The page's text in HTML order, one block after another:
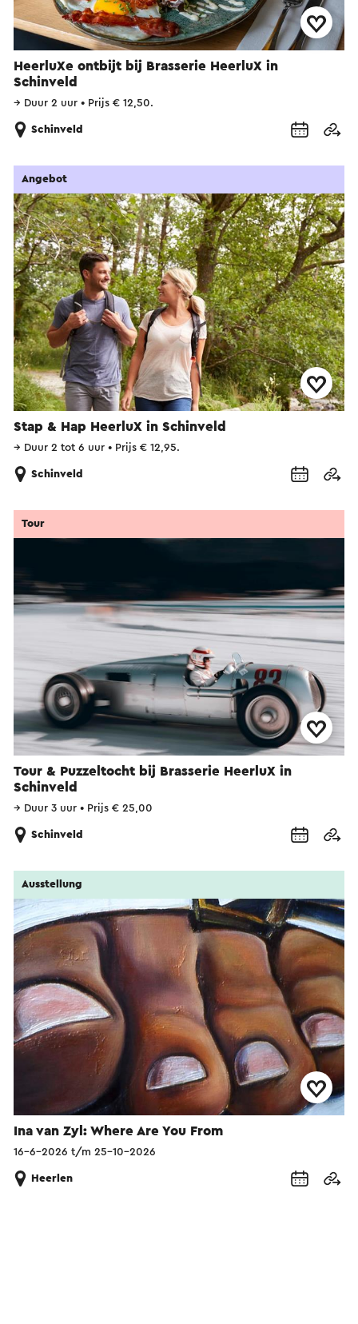
HeerluXe ontbijt bij Brasserie HeerluX in
Schinveld
→ Duur 2 uur • Prijs € 12,50.
Schinveld
Stap & Hap HeerluX in Schinveld
Angebot
→ Duur 2 tot 6 uur • Prijs € 12,95.
Schinveld
Tour & Puzzeltocht bij Brasserie HeerluX in
Schinveld
Tour
→ Duur 3 uur • Prijs € 25,00
Schinveld
Ina van Zyl: Where Are You From
Ausstellung
16-6-2026 t/m 25-10-2026
Heerlen